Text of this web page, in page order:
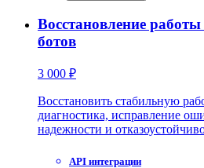
Восстановление
ботов
3 000 ₽
Восстановить стабильную
диагностика, исправление
надежности и
API интеграции